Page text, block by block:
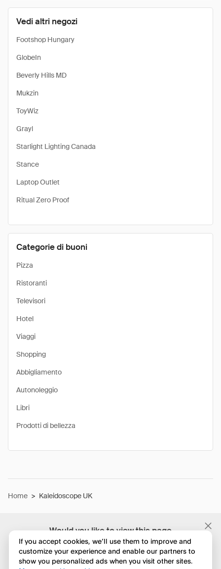
Would you like to view this page
in English?
No, continua a esplorare
Vedi altri negozi
Footshop Hungary
GlobeIn
Beverly Hills MD
Mukzin
ToyWiz
Grayl
Starlight Lighting Canada
Stance
Laptop Outlet
Ritual Zero Proof
Categorie di buoni
Pizza
Ristoranti
Televisori
Hotel
Viaggi
Shopping
Abbigliamento
Autonoleggio
Libri
Prodotti di bellezza
Home > Kaleidoscope UK
If you accept cookies, we’ll use them to improve and
customize your experience and enable our partners to
show you personalized ads when you visit other sites.